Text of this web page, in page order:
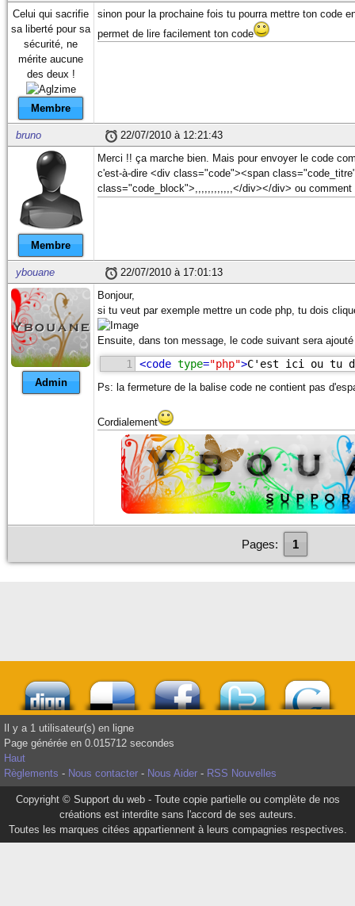
Celui qui sacrifie
sa liberté pour sa
sécurité, ne
mérite aucune
des deux !
Membre
sinon pour la prochaine fois tu pourra mettre ton code
permet de lire facilement ton code
bruno 22/07/2010 à 12:21:43
Membre
Merci !! ça marche bien. Mais pour envoyer le code
c'est-à-dire <div class="code"><span
class="code_block">,,,,,,,,,,,,</div></div> ou comment
ybouane 22/07/2010 à 17:01:13
Admin
Bonjour,
si tu veut par exemple mettre un code php, tu dois
Ensuite, dans ton message, le code suivant sera ajouté
1 <code type="php">C'est ici ou tu
Ps: la fermeture de la balise code ne contient pas
Cordialement
Pages: 1
Il y a 1 utilisateur(s) en ligne
Page générée en 0.015712 secondes
Haut
Règlements - Nous contacter - Nous Aider - RSS Nouvelles
Copyright © Support du web - Toute copie partielle ou complète de nos
créations est interdite sans l'accord de ses auteurs.
Toutes les marques citées appartiennent à leurs compagnies respectives.